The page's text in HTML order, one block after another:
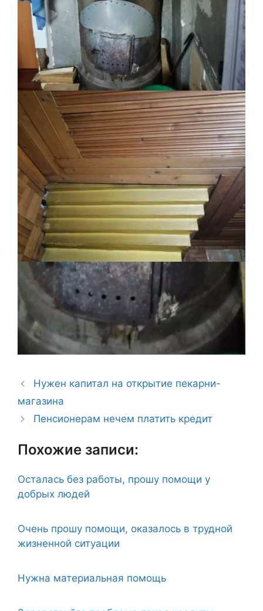
Нужен капитал на открытие пекарни-
магазина
Пенсионерам нечем платить кредит
Похожие записи:
Осталась без работы, прошу помощи у
добрых людей
Очень прошу помощи, оказалось в трудной
жизненной ситуации
Нужна материальная помощь